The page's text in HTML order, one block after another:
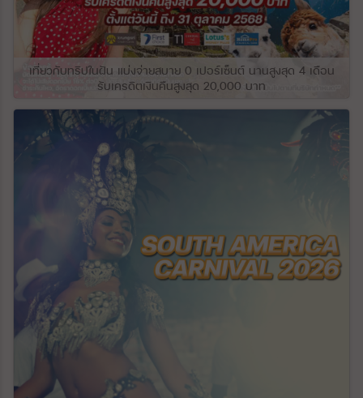
Kura (Mtkvari) และแม่น้ำสาขาอื่นๆ ทางใต้
ของดินแดนจอร์เจียมีทิวเขาและที่ราบสูงคอ
เคซัส ซึ่งสูงกว่าที่ราบชายฝั่งที่แคบและเป็นแอ่ง
น้ำไปถึงระดับความสูง 10,830 ฟุตบนยอดเขา
Didi-Abuli เนื่องจากมีแนวกั้นของเทือกเขา
คอเคซัสที่ปกป้องจอร์เจียจากอากาศเย็นจาก
ทางเหนือ ในขณะที่เปิดรับอิทธิพลของอากาศที่
อบอุ่นและชื้นจากทะเลดำอย่างต่อเนื่อง
จอร์เจียตะวันตกมีภูมิอากาศแบบกึ่งเขตร้อน
ชื้นแบบกึ่งเขตร้อน ในขณะที่จอร์เจียตะวันออก
มีภูมิอากาศหลากหลายตั้งแต่แบบชื้นปานกลาง
ไปจนถึงแบบกึ่งเขตร้อนแบบแห้ง
เที่ยวกับทริปในฝัน แบ่งจ่ายสบาย 0 เปอร์เซ็นต์ นานสูงสุด 4 เดือน
รับเครดิตเงินคืนสูงสุด 20,000 บาท